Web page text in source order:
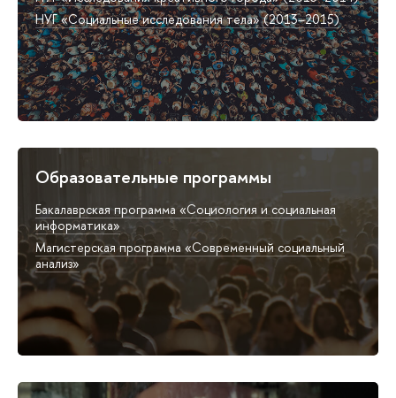
НУГ «Социальные исследования тела» (2013–2015)
Образовательные программы
Бакалаврская программа «Социология и социальная
информатика»
Магистерская программа «Современный социальный
анализ»